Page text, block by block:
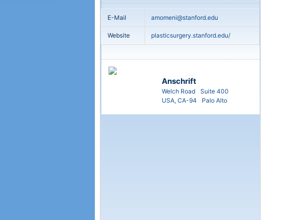
E-Mail amomeni@stanford.edu
Website plasticsurgery.stanford.edu/
Anschrift
Welch Road
Suite 400
USA, CA-94
Palo Alto